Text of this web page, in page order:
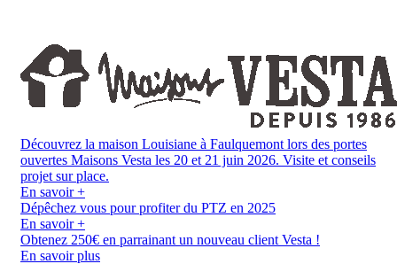
Découvrez la maison Louisiane à Faulquemont lors des portes
ouvertes Maisons Vesta les 20 et 21 juin 2026. Visite et conseils
projet sur place.
En savoir +
Dépêchez vous pour profiter du PTZ en 2025
En savoir +
Obtenez 250€ en parrainant un nouveau client Vesta !
En savoir plus